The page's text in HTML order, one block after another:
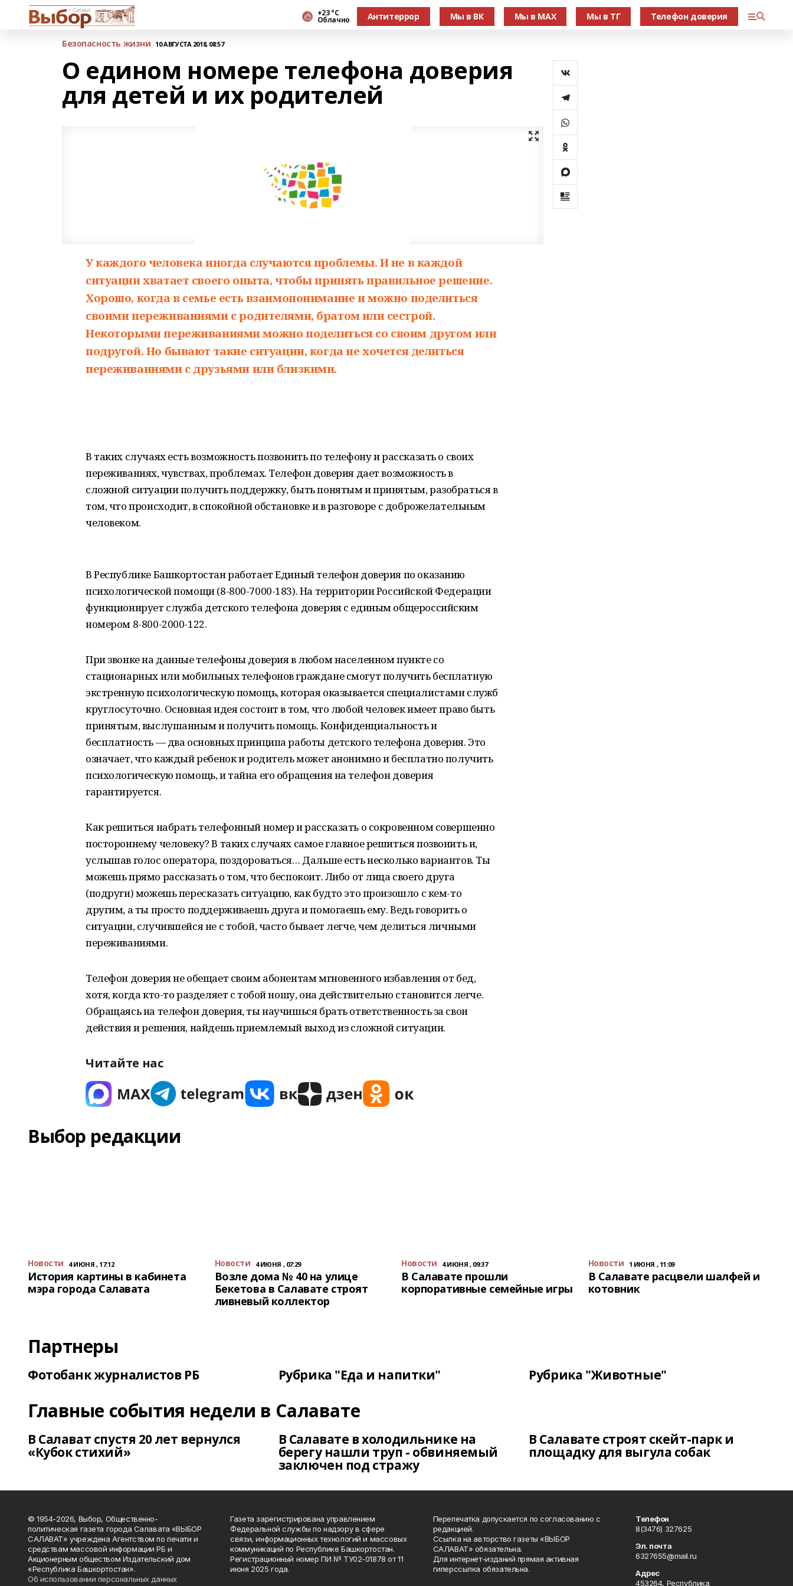
+23 °С
Облачно Антитеррор Мы в ВК Мы в МАХ Мы в ТГ Телефон доверия
Безопасность жизни 10 АВГУСТА 2018, 08:57
О едином номере телефона доверия
для детей и их родителей
У каждого человека иногда случаются проблемы. И не в каждой
ситуации хватает своего опыта, чтобы принять правильное решение.
Хорошо, когда в семье есть взаимопонимание и можно поделиться
своими переживаниями с родителями, братом или сестрой.
Некоторыми переживаниями можно поделиться со своим другом или
подругой. Но бывают такие ситуации, когда не хочется делиться
переживаниями с друзьями или близкими.
В таких случаях есть возможность позвонить по телефону и рассказать о своих
переживаниях, чувствах, проблемах. Телефон доверия дает возможность в
сложной ситуации получить поддержку, быть понятым и принятым, разобраться в
том, что происходит, в спокойной обстановке и в разговоре с доброжелательным
человеком.
В Республике Башкортостан работает Единый телефон доверия по оказанию
психологической помощи (8-800-7000-183). На территории Российской Федерации
функционирует служба детского телефона доверия с единым общероссийским
номером 8-800-2000-122.
При звонке на данные телефоны доверия в любом населенном пункте со
стационарных или мобильных телефонов граждане смогут получить бесплатную
экстренную психологическую помощь, которая оказывается специалистами служб
круглосуточно. Основная идея состоит в том, что любой человек имеет право быть
принятым, выслушанным и получить помощь. Конфиденциальность и
бесплатность — два основных принципа работы детского телефона доверия. Это
означает, что каждый ребенок и родитель может анонимно и бесплатно получить
психологическую помощь, и тайна его обращения на телефон доверия
гарантируется.
Как решиться набрать телефонный номер и рассказать о сокровенном совершенно
постороннему человеку? В таких случаях самое главное решиться позвонить и,
услышав голос оператора, поздороваться… Дальше есть несколько вариантов. Ты
можешь прямо рассказать о том, что беспокоит. Либо от лица своего друга
(подруги) можешь пересказать ситуацию, как будто это произошло с кем-то
другим, а ты просто поддерживаешь друга и помогаешь ему. Ведь говорить о
ситуации, случившейся не с тобой, часто бывает легче, чем делиться личными
переживаниями.
Телефон доверия не обещает своим абонентам мгновенного избавления от бед,
хотя, когда кто-то разделяет с тобой ношу, она действительно становится легче.
Обращаясь на телефон доверия, ты научишься брать ответственность за свои
действия и решения, найдешь приемлемый выход из сложной ситуации.
Читайте нас
Выбор редакции
Новости 4 ИЮНЯ , 17:12
История картины в кабинета
мэра города Салавата
Новости 4 ИЮНЯ , 07:29
Возле дома № 40 на улице
Бекетова в Салавате строят
ливневый коллектор
Новости 4 ИЮНЯ , 09:37
В Салавате прошли
корпоративные семейные игры
Новости 1 ИЮНЯ , 11:09
В Салавате расцвели шалфей и
котовник
Партнеры
Фотобанк журналистов РБ Рубрика "Еда и напитки" Рубрика "Животные"
Главные события недели в Салавате
В Салават спустя 20 лет вернулся
«Кубок стихий»
В Салавате в холодильнике на
берегу нашли труп - обвиняемый
заключен под стражу
В Салавате строят скейт-парк и
площадку для выгула собак
© 1954-2026, Выбор, Общественно-
политическая газета города Салавата «ВЫБОР
САЛАВАТ» учреждена Агентством по печати и
средствам массовой информации РБ и
Акционерным обществом Издательский дом
«Республика Башкортостан».
Об использовании персональных данных
Газета зарегистрирована управлением
Федеральной службы по надзору в сфере
связи, информационных технологий и массовых
коммуникаций по Республике Башкортостан.
Регистрационный номер ПИ № ТУ02-01878 от 11
июня 2025 года.
Перепечатка допускается по согласованию с
редакцией.
Ссылка на авторство газеты «ВЫБОР
САЛАВАТ» обязательна.
Для интернет-изданий прямая активная
гиперссылка обязательна.
Телефон
8(3476) 327625
Эл. почта
6327655@mail.ru
Адрес
453264, Республика